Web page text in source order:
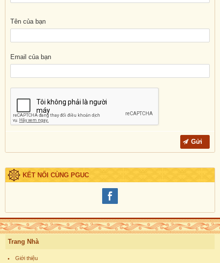
Tên của bạn
Email của bạn
KẾT NỐI CÙNG PGUC
Trang Nhà
Giới thiệu